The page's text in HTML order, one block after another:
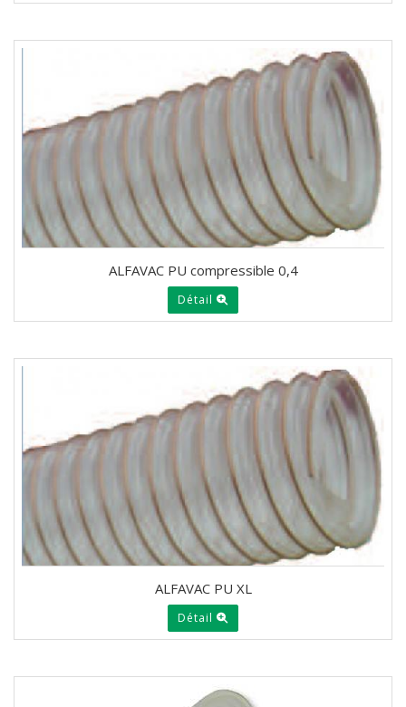
ALFAVAC PU compressible 0,4
Détail
ALFAVAC PU XL
Détail